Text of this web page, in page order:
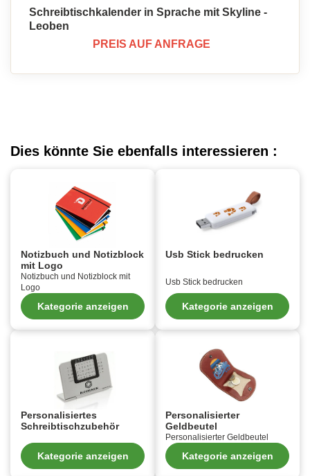
Schreibtischkalender in Sprache mit Skyline -
Leoben
PREIS AUF ANFRAGE
Dies könnte Sie ebenfalls interessieren :
Notizbuch und Notizblock
mit Logo
Notizbuch und Notizblock mit
Logo
Kategorie anzeigen
Usb Stick bedrucken
Usb Stick bedrucken
Kategorie anzeigen
Personalisiertes
Schreibtischzubehör
Kategorie anzeigen
Personalisierter
Geldbeutel
Personalisierter Geldbeutel
Kategorie anzeigen